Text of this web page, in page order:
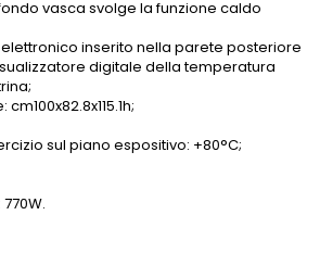
vasca svolge la funzione caldo
inserito nella parete posteriore
digitale della temperatura
sul piano espositivo: +80°C;